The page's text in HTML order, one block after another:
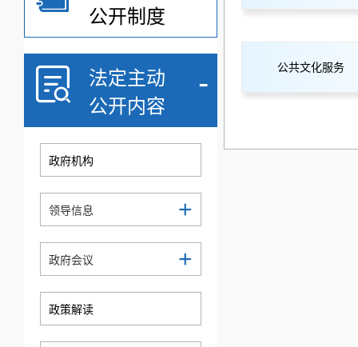
公开制度
法定主动
公开内容
-
政府机构
领导信息 +
政府会议 +
政策解读
公共文化服务